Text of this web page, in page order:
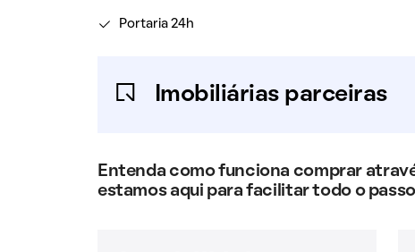
Portaria 24h
Imobiliárias parceiras
Entenda como funciona comprar
estamos aqui para facilitar todo o